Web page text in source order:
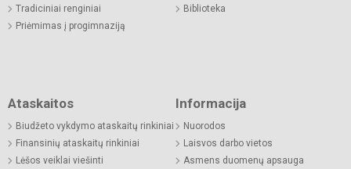
Tradiciniai renginiai
Priėmimas į progimnaziją
Biblioteka
Ataskaitos
Biudžeto vykdymo ataskaitų rinkiniai
Finansinių ataskaitų rinkiniai
Lėšos veiklai viešinti
Informacija
Nuorodos
Laisvos darbo vietos
Asmens duomenų apsauga